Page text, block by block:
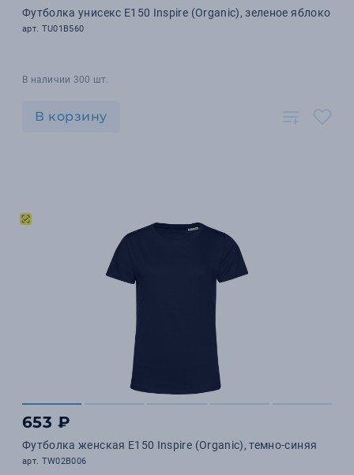
Футболка унисекс E150 Inspire (Organic), зеленое яблоко
арт. TU01B560
В наличии 300 шт.
В корзину
653 ₽
Футболка женская E150 Inspire (Organic), темно-синяя
арт. TW02B006